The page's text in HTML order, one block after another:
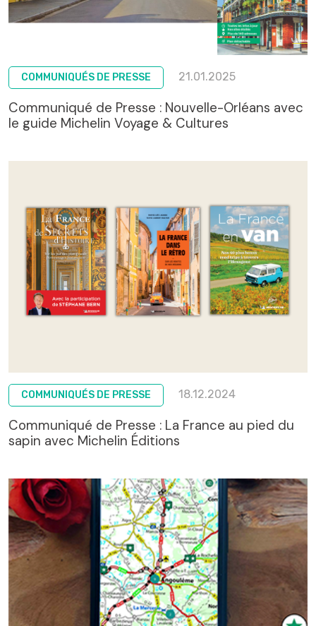
COMMUNIQUÉS DE PRESSE 21.01.2025
Communiqué de Presse : Nouvelle-Orléans avec
le guide Michelin Voyage & Cultures
COMMUNIQUÉS DE PRESSE 18.12.2024
Communiqué de Presse : La France au pied du
sapin avec Michelin Éditions